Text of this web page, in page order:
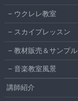
ウクレレ教室
スカイプレッスン
教材販売＆サンプル
音楽教室風景
講師紹介